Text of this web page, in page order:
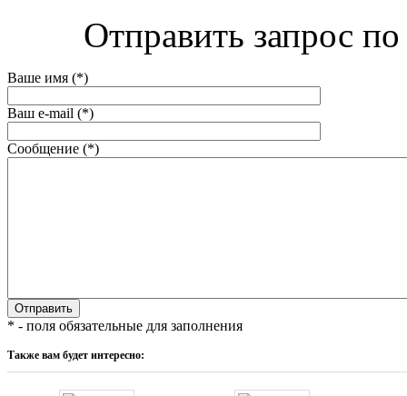
Отправить запрос
Ваше имя (*)
Ваш e-mail (*)
Сообщение (*)
* - поля обязательные для заполнения
Также вам будет интересно: